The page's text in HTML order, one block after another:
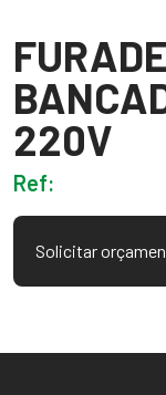
220V
Ref:
Solicitar